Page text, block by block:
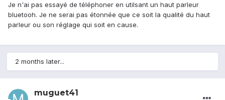
Je n'ai pas essayé de téléphoner en utilsant un haut parleur
bluetooh. Je ne serai pas étonnée que ce soit la qualité du haut
parleur ou son réglage qui soit en cause.
2 months later...
muguet41